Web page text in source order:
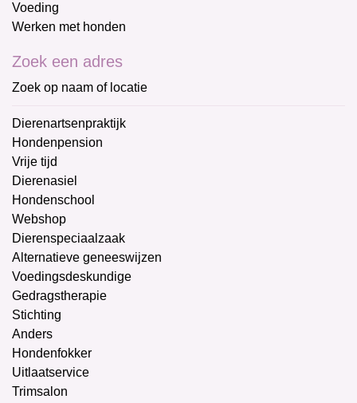
Voeding
Werken met honden
Zoek een adres
Zoek op naam of locatie
Dierenartsenpraktijk
Hondenpension
Vrije tijd
Dierenasiel
Hondenschool
Webshop
Dierenspeciaalzaak
Alternatieve geneeswijzen
Voedingsdeskundige
Gedragstherapie
Stichting
Anders
Hondenfokker
Uitlaatservice
Trimsalon